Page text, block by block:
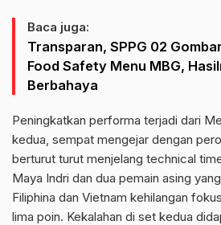
Baca juga:
Transparan, SPPG 02
Food Safety Menu MBG,
Berbahaya
Peningkatkan performa terjadi dari
kedua, sempat mengejar dengan
berturut turut menjelang technical
Maya Indri dan dua pemain asing
Filiphina dan Vietnam kehilangan
lima poin. Kekalahan di set kedua